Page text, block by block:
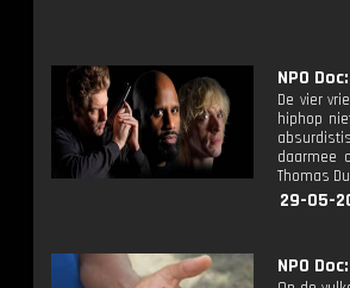
NPO
De vier
hiphop
daarmee
Thomas
29-05-
NPO